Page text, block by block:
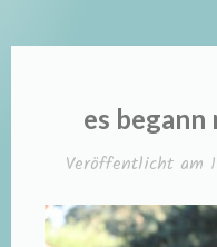
es
Veröffentlicht am